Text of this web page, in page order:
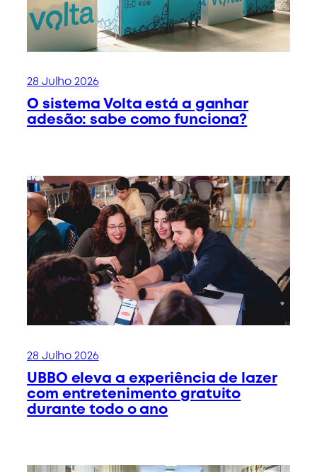
28 Julho 2026
O sistema Volta está a ganhar
adesão: sabe como funciona?
28 Julho 2026
UBBO eleva a experiência de lazer
com entretenimento gratuito
durante todo o ano